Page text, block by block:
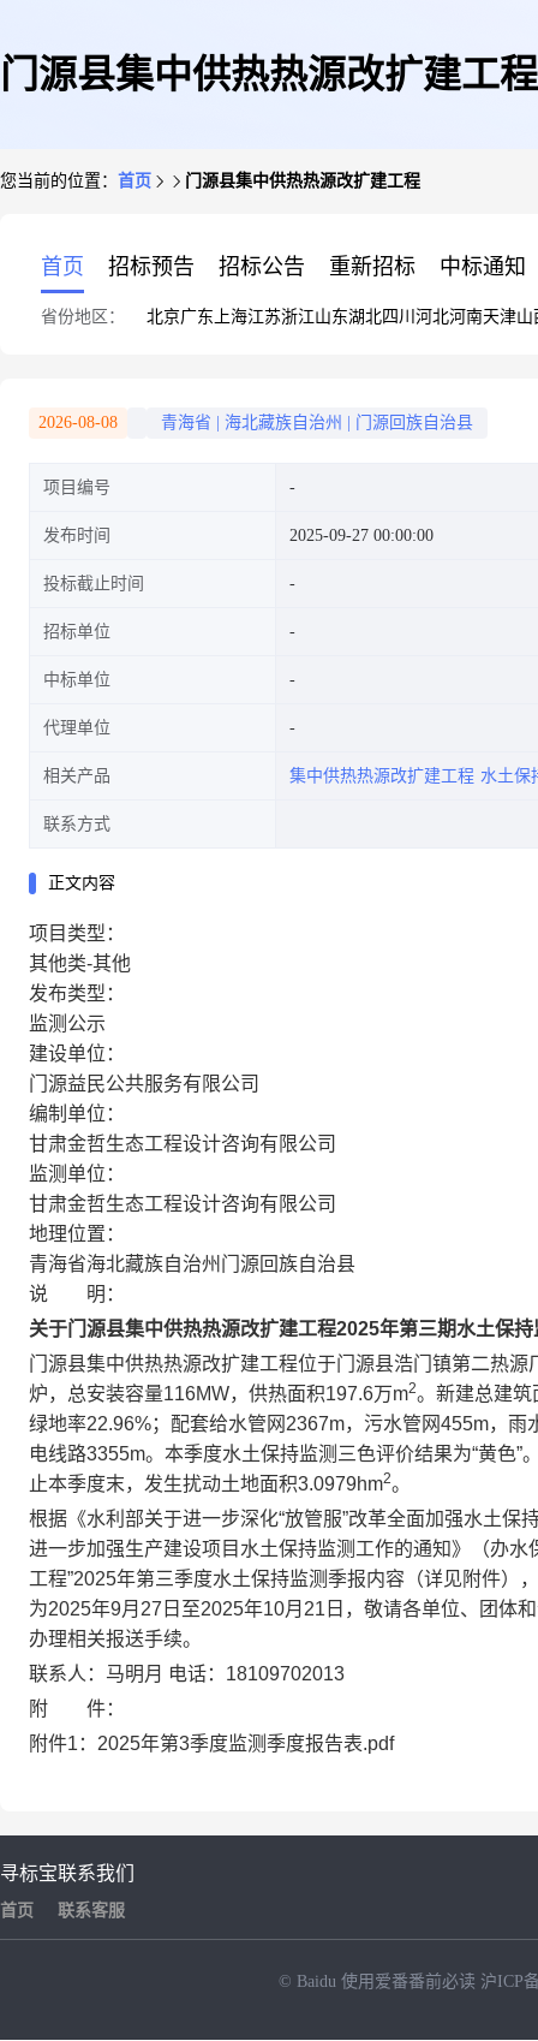
门源县集中供热热源改扩建工程
您当前的位置： 首页 门源县集中供热热源改扩建工程
首页 招标预告 招标公告 重新招标 中标通知
省份地区： 北京广东 上海江苏浙江山东湖北四川 河北河南天津山
2026-08-08 青海省 海北藏族自治州 门源回族自治县
项目编号
发布时间 2025-09-27 00:00:00
投标截止时间
招标单位
中标单位
代理单位
相关产品 集中供热热源改扩建工程 水土保
联系方式
正文内容
项目类型：
其他类-其他
发布类型：
监测公示
建设单位：
门源益民公共服务有限公司
编制单位：
甘肃金哲生态工程设计咨询有限公司
监测单位：
甘肃金哲生态工程设计咨询有限公司
地理位置：
青海省海北藏族自治州门源回族自治县
说 明：
关于门源县集中供热热源改扩建工程2025年第三期水土保持
门源县集中供热热源改扩建工程位于门源县浩门镇第二热
炉，总安装容量116MW，供热面积197.6万m2。新建总建筑
绿地率22.96%；配套给水管网2367m，污水管网455m，
电线路3355m。本季度水土保持监测三色评价结果为“黄色
止本季度末，发生扰动土地面积3.0979hm2。
根据《水利部关于进一步深化“放管服”改革全面加强水土
进一步加强生产建设项目水土保持监测工作的通知》（办
工程”2025年第三季度水土保持监测季报内容（详见附件）
为2025年9月27日至2025年10月21日，敬请各单位、团体
办理相关报送手续。
联系人：马明月 电话：18109702013
附 件：
附件1：2025年第3季度监测季度报告表.pdf
寻标宝
首页
联系我们
联系客服
© Baidu 使用爱番番前必读 沪ICP